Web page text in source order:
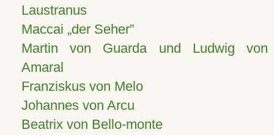
Laustranus
Maccai „der Seher”
Martin von Guarda und Ludwig von
Amaral
Franziskus von Melo
Johannes von Arcu
Beatrix von Bello-monte